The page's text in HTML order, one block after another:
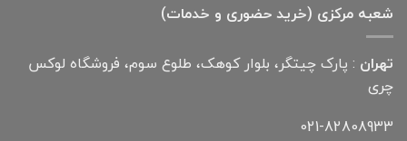
شعبه مرکزی (خرید حضوری و خدمات)
تهران : پارک چیتگر، بلوار کوهک، طلوع سوم، فروشگاه لوکس
چری
021-82808933